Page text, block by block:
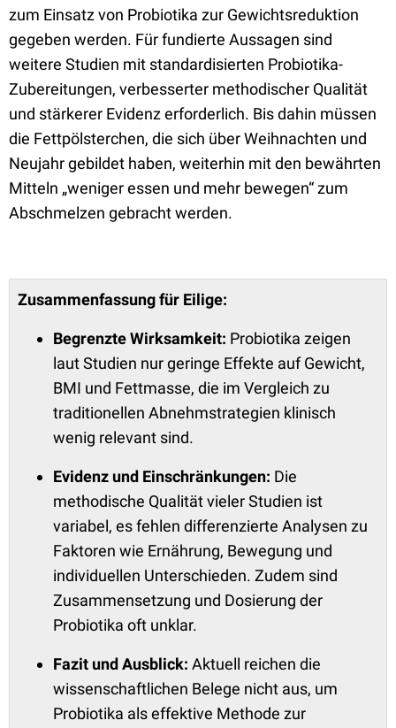
zum Einsatz von Probiotika zur Gewichtsreduktion
gegeben werden. Für fundierte Aussagen sind
weitere Studien mit standardisierten Probiotika-
Zubereitungen, verbesserter methodischer Qualität
und stärkerer Evidenz erforderlich. Bis dahin müssen
die Fettpölsterchen, die sich über Weihnachten und
Neujahr gebildet haben, weiterhin mit den bewährten
Mitteln „weniger essen und mehr bewegen“ zum
Abschmelzen gebracht werden.
Zusammenfassung für Eilige:
Begrenzte Wirksamkeit: Probiotika zeigen
laut Studien nur geringe Effekte auf Gewicht,
BMI und Fettmasse, die im Vergleich zu
traditionellen Abnehmstrategien klinisch
wenig relevant sind.
Evidenz und Einschränkungen: Die
methodische Qualität vieler Studien ist
variabel, es fehlen differenzierte Analysen zu
Faktoren wie Ernährung, Bewegung und
individuellen Unterschieden. Zudem sind
Zusammensetzung und Dosierung der
Probiotika oft unklar.
Fazit und Ausblick: Aktuell reichen die
wissenschaftlichen Belege nicht aus, um
Probiotika als effektive Methode zur